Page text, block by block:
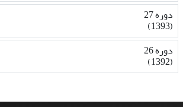
دوره 27
(1393)
دوره 26
(1392)